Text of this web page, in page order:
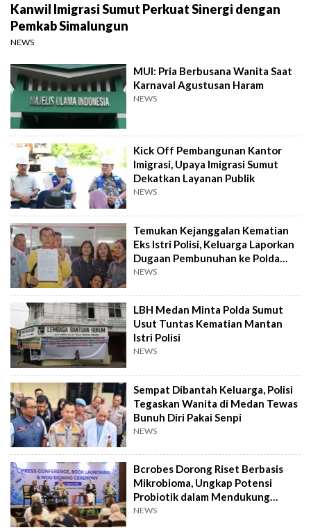
Kanwil Imigrasi Sumut Perkuat Sinergi dengan
Pemkab Simalungun
NEWS
MUI: Pria Berbusana Wanita Saat
Karnaval Agustusan Haram
NEWS
Kick Off Pembangunan Kantor
Imigrasi, Upaya Imigrasi Sumut
Dekatkan Layanan Publik
NEWS
Temukan Kejanggalan Kematian
Eks Istri Polisi, Keluarga Laporkan
Dugaan Pembunuhan ke Polda
Sumut
NEWS
LBH Medan Minta Polda Sumut
Usut Tuntas Kematian Mantan
Istri Polisi
NEWS
Sempat Dibantah Keluarga, Polisi
Tegaskan Wanita di Medan Tewas
Bunuh Diri Pakai Senpi
NEWS
Bcrobes Dorong Riset Berbasis
Mikrobioma, Ungkap Potensi
Probiotik dalam Mendukung
Terapi Jerawat
NEWS